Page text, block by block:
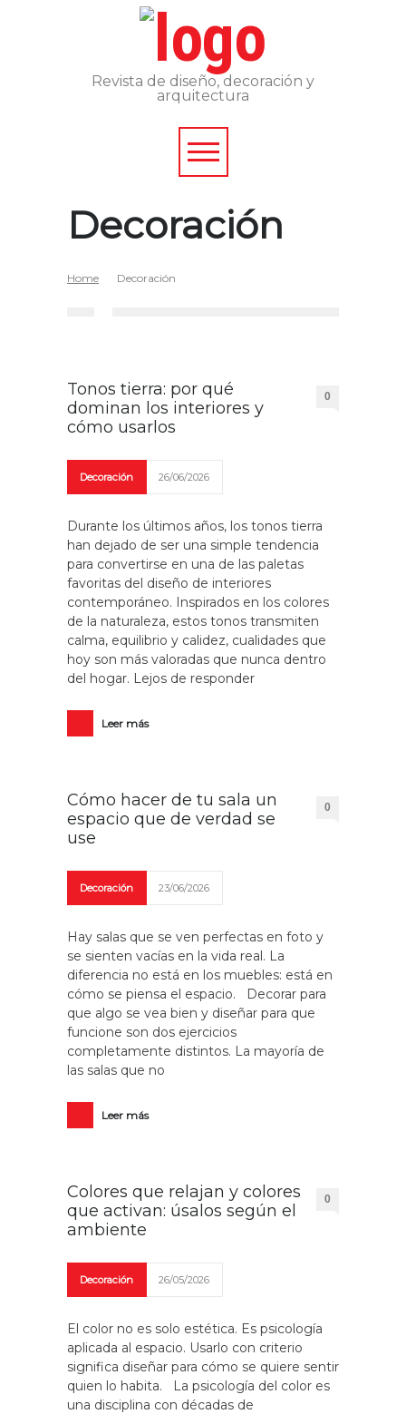
Revista de diseño, decoración y
arquitectura
Decoración
Home Decoración
Tonos tierra: por qué
dominan los interiores y
cómo usarlos
0
Decoración 26/06/2026
Durante los últimos años, los tonos tierra
han dejado de ser una simple tendencia
para convertirse en una de las paletas
favoritas del diseño de interiores
contemporáneo. Inspirados en los colores
de la naturaleza, estos tonos transmiten
calma, equilibrio y calidez, cualidades que
hoy son más valoradas que nunca dentro
del hogar. Lejos de responder
Leer más
Cómo hacer de tu sala un
espacio que de verdad se
use
0
Decoración 23/06/2026
Hay salas que se ven perfectas en foto y
se sienten vacías en la vida real. La
diferencia no está en los muebles: está en
cómo se piensa el espacio. Decorar para
que algo se vea bien y diseñar para que
funcione son dos ejercicios
completamente distintos. La mayoría de
las salas que no
Leer más
Colores que relajan y colores
que activan: úsalos según el
ambiente
0
Decoración 26/05/2026
El color no es solo estética. Es psicología
aplicada al espacio. Usarlo con criterio
significa diseñar para cómo se quiere sentir
quien lo habita. La psicología del color es
una disciplina con décadas de